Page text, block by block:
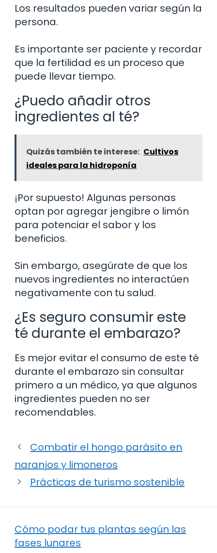
Los resultados pueden variar según la
persona.
Es importante ser paciente y recordar
que la fertilidad es un proceso que
puede llevar tiempo.
¿Puedo añadir otros
ingredientes al té?
Quizás también te interese: Cultivos
ideales para la hidroponía
¡Por supuesto! Algunas personas
optan por agregar jengibre o limón
para potenciar el sabor y los
beneficios.
Sin embargo, asegúrate de que los
nuevos ingredientes no interactúen
negativamente con tu salud.
¿Es seguro consumir este
té durante el embarazo?
Es mejor evitar el consumo de este té
durante el embarazo sin consultar
primero a un médico, ya que algunos
ingredientes pueden no ser
recomendables.
Combatir el hongo parásito en
naranjos y limoneros
Prácticas de turismo sostenible
Cómo podar tus plantas según las
fases lunares